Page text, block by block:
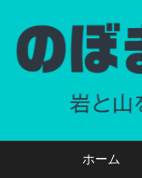
ホーム